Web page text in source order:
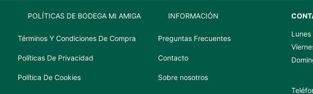
POLÍTICAS DE BODEGA MI AMIGA
Términos Y Condiciones De Compra
Políticas De Privacidad
Política De Cookies
INFORMACIÓN
Preguntas Frecuentes
Contacto
Sobre nosotros